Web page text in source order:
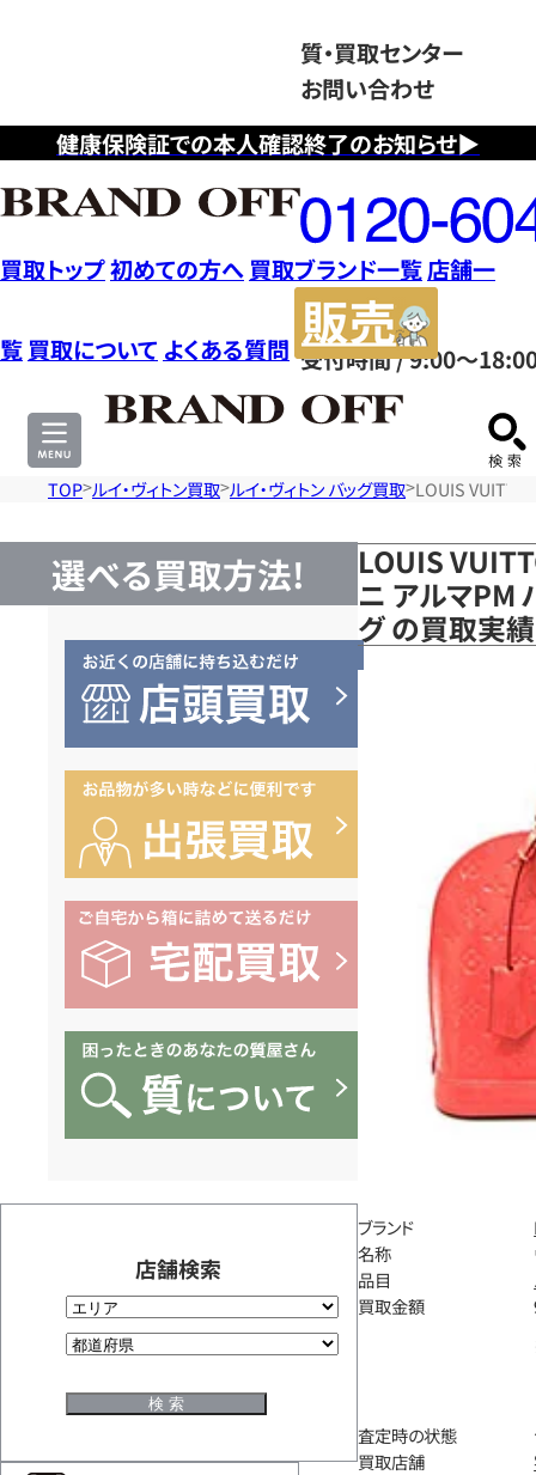
健康保険証での本人確認終了のお知らせ▶
質・買取センター
お問い合わせ
フ
リ
ー
ダ
イ
ヤ
ル
0120604117
受付時間 / 9:00～
買取トップ初めての方へ 買取ブランド一覧店舗一
覧 買取について よくある質問
サ
TOP ルイ・ヴィトン買取 ルイ・ヴィトン バッグ買取 LOUIS
選べる買取方法!
店舗検索
LOUIS
ニ アルマPM
グ の買取実績
ブランド
名称
品目
買取金額
査定時の状態
買取店舗